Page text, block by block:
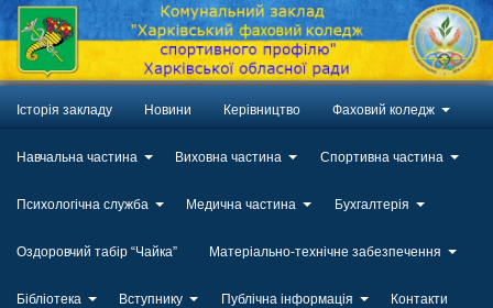
Історія закладу Новини Керівництво Фаховий коледж
Навчальна частина Виховна частина Спортивна частина
Психологічна служба Медична частина Бухгалтерія
Оздоровчий табір “Чайка” Матеріально-технічне забезпечення
Бібліотека Вступнику Публічна інформація Контакти